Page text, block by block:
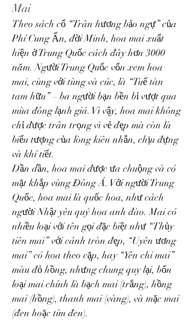
Mai
Theo sách cổ “Trân hương bảo ngự” của
Phí Cung Ấn, đời Minh, hoa mai xuất
hiện ở Trung Quốc cách đây hơn 3000
năm. Người Trung Quốc vốn xem hoa
mai, cùng với tùng và cúc, là “Tuế tàn
tam hữu” – ba người bạn bền bỉ vượt qua
mùa đông lạnh giá. Vì vậy, hoa mai không
chỉ được trân trọng vì vẻ đẹp mà còn là
biểu tượng của lòng kiên nhẫn, chịu đựng
và khí tiết.
Dần dần, hoa mai được ưa chuộng và có
mặt khắp vùng Đông Á. Với người Trung
Quốc, hoa mai là quốc hoa, như cách
người Nhật yêu quý hoa anh đào. Mai có
nhiều loại với tên gọi đặc biệt như “Thủy
tiên mai” với cánh tròn đẹp, “Uyên ương
mai” có hoa theo cặp, hay “Yên chi mai”
màu đỏ hồng, nhưng chung quy lại, bốn
loại mai chính là bạch mai (trắng), hồng
mai (hồng), thanh mai (vàng), và mặc mai
(đen hoặc tím đen).